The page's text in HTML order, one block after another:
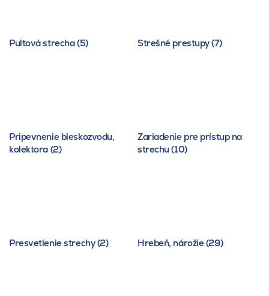
Pultová strecha (5) Strešné prestupy (7)
Pripevnenie bleskozvodu,
kolektora (2)
Zariadenie pre prístup na
strechu (10)
Presvetlenie strechy (2) Hrebeň, nárožie (29)